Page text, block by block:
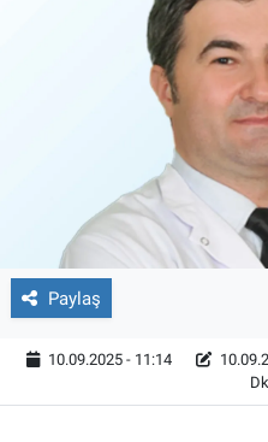
Paylaş
10.09.2025 - 11:14
Dk
Köşe Yazıları
Video Galeri
Haber Arşivi